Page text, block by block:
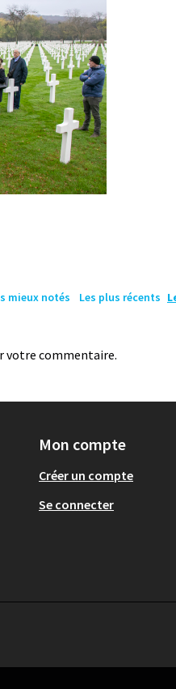
mieux notés Les plus récents
votre commentaire.
Mon compte
Créer un compte
Se connecter